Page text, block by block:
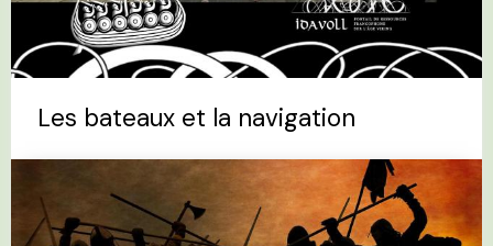
Les bateaux et la navigation